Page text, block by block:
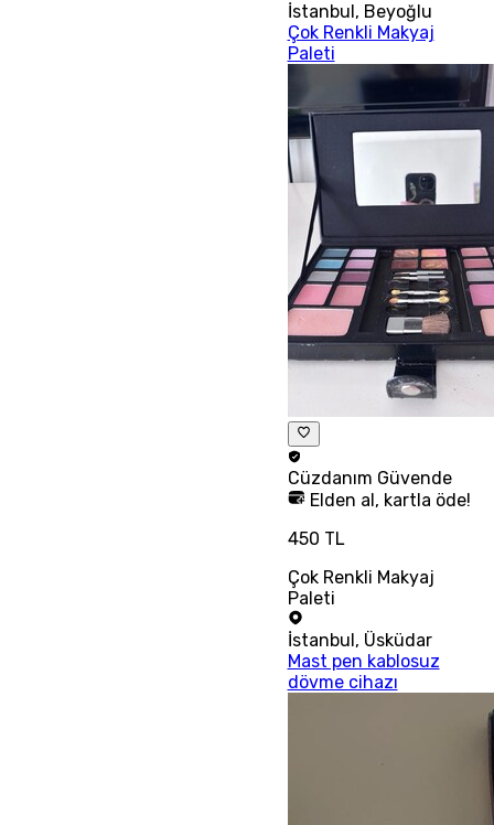
İstanbul , Beyoğlu
Çok Renkli Makyaj
Paleti
Cüzdanım Güvende
Elden al, kartla öde!
450 TL
Çok Renkli Makyaj
Paleti
İstanbul, Üsküdar
Mast pen kablosuz
dövme cihazı